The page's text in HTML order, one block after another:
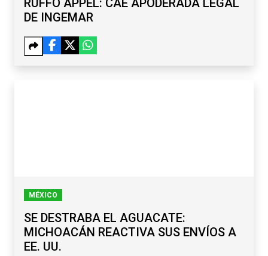
RUFFO APPEL: CAE APODERADA LEGAL
DE INGEMAR
MÉXICO
SE DESTRABA EL AGUACATE:
MICHOACÁN REACTIVA SUS ENVÍOS A
EE. UU.